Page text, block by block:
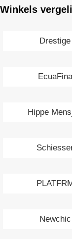
Winkels
Drestige
EcuaFina
Hippe
Newchic